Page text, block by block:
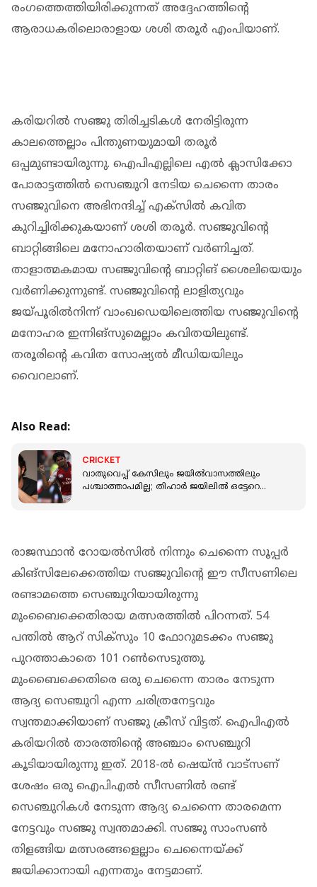
രംഗത്തെത്തിയിരിക്കുന്നത് അദ്ദേഹത്തിന്റെ
ആരാധകരിലൊരാളായ ശശി തരൂര്‍ എംപിയാണ്.
കരിയറില്‍ സഞ്ജു തിരിച്ചടികള്‍ നേരിട്ടിരുന്ന
കാലത്തെല്ലാം പിന്തുണയുമായി തരൂര്‍
ഒപ്പമുണ്ടായിരുന്നു. ഐപിഎല്ലിലെ എല്‍ ക്ലാസിക്കോ
പോരാട്ടത്തില്‍ സെഞ്ചുറി നേടിയ ചെന്നൈ താരം
സഞ്ജുവിനെ അഭിനന്ദിച്ച് എക്‌സില്‍ കവിത
കുറിച്ചിരിക്കുകയാണ് ശശി തരൂര്‍. സഞ്ജുവിന്റെ
ബാറ്റിങ്ങിലെ മനോഹാരിതയാണ് വര്‍ണിച്ചത്.
താളാത്മകമായ സഞ്ജുവിന്റെ ബാറ്റിങ് ശൈലിയെയും
വര്‍ണിക്കുന്നുണ്ട്. സഞ്ജുവിന്റെ ലാളിത്യവും
ജയ്പൂരില്‍നിന്ന് വാംഖഡെയിലെത്തിയ സഞ്ജുവിന്റെ
മനോഹര ഇന്നിങ്‌സുമെല്ലാം കവിതയിലുണ്ട്.
തരൂരിന്റെ കവിത സോഷ്യല്‍ മീഡിയയിലും
വൈറലാണ്.
Also Read:
CRICKET
വാതുവെപ്പ് കേസിലും ജയില്‍വാസത്തിലും
പശ്ചാത്താപമില്ല; തിഹാര്‍ ജയിലില്‍ ഒട്ടേറെ
രാജസ്ഥാന്‍ റോയല്‍സില്‍ നിന്നും ചെന്നൈ സൂപ്പര്‍
കിങ്‌സിലേക്കെത്തിയ സഞ്ജുവിന്റെ ഈ സീസണിലെ
രണ്ടാമത്തെ സെഞ്ചുറിയായിരുന്നു
മുംബൈക്കെതിരായ മത്സരത്തില്‍ പിറന്നത്. 54
പന്തില്‍ ആറ് സിക്‌സും 10 ഫോറുമടക്കം സഞ്ജു
പുറത്താകാതെ 101 റണ്‍സെടുത്തു.
മുംബൈക്കെതിരെ ഒരു ചെന്നൈ താരം നേടുന്ന
ആദ്യ സെഞ്ചുറി എന്ന ചരിത്രനേട്ടവും
സ്വന്തമാക്കിയാണ് സഞ്ജു ക്രീസ് വിട്ടത്. ഐപിഎല്‍
കരിയറില്‍ താരത്തിന്റെ അഞ്ചാം സെഞ്ചുറി
കൂടിയായിരുന്നു ഇത്. 2018-ല്‍ ഷെയ്ന്‍ വാട്‌സണ്
ശേഷം ഒരു ഐപിഎല്‍ സീസണില്‍ രണ്ട്
സെഞ്ചുറികള്‍ നേടുന്ന ആദ്യ ചെന്നൈ താരമെന്ന
നേട്ടവും സഞ്ജു സ്വന്തമാക്കി. സഞ്ജു സാംസണ്‍
തിളങ്ങിയ മത്സരങ്ങളെല്ലാം ചെന്നൈയ്ക്ക്
ജയിക്കാനായി എന്നതും നേട്ടമാണ്.